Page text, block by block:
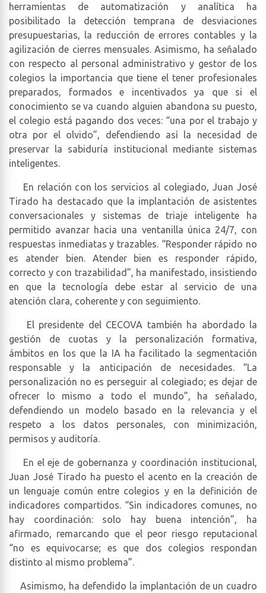
herramientas de automatización y analítica ha
posibilitado la detección temprana de desviaciones
presupuestarias, la reducción de errores contables y la
agilización de cierres mensuales. Asimismo, ha señalado
con respecto al personal administrativo y gestor de los
colegios la importancia que tiene el tener profesionales
preparados, formados e incentivados ya que si el
conocimiento se va cuando alguien abandona su puesto,
el colegio está pagando dos veces: “una por el trabajo y
otra por el olvido”, defendiendo así la necesidad de
preservar la sabiduría institucional mediante sistemas
inteligentes.
En relación con los servicios al colegiado, Juan José
Tirado ha destacado que la implantación de asistentes
conversacionales y sistemas de triaje inteligente ha
permitido avanzar hacia una ventanilla única 24/7, con
respuestas inmediatas y trazables. “Responder rápido no
es atender bien. Atender bien es responder rápido,
correcto y con trazabilidad”, ha manifestado, insistiendo
en que la tecnología debe estar al servicio de una
atención clara, coherente y con seguimiento.
El presidente del CECOVA también ha abordado la
gestión de cuotas y la personalización formativa,
ámbitos en los que la IA ha facilitado la segmentación
responsable y la anticipación de necesidades. “La
personalización no es perseguir al colegiado; es dejar de
ofrecer lo mismo a todo el mundo”, ha señalado,
defendiendo un modelo basado en la relevancia y el
respeto a los datos personales, con minimización,
permisos y auditoría.
En el eje de gobernanza y coordinación institucional,
Juan José Tirado ha puesto el acento en la creación de
un lenguaje común entre colegios y en la definición de
indicadores compartidos. “Sin indicadores comunes, no
hay coordinación: solo hay buena intención”, ha
afirmado, remarcando que el peor riesgo reputacional
“no es equivocarse; es que dos colegios respondan
distinto al mismo problema”.
Asimismo, ha defendido la implantación de un cuadro